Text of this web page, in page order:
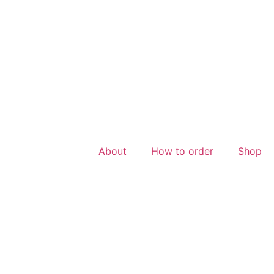
About How to order Shop